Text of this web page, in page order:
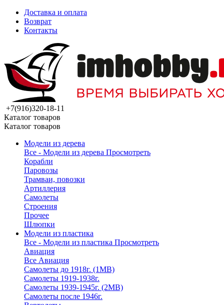
Доставка и оплата
Возврат
Контакты
+7(916)320-18-11
Каталог товаров
Каталог товаров
Модели из дерева
Все - Модели из дерева Просмотреть
Корабли
Паровозы
Трамваи, повозки
Артиллерия
Самолеты
Строения
Прочее
Шлюпки
Модели из пластика
Все - Модели из пластика Просмотреть
Авиация
Все Авиация
Самолеты до 1918г. (1МВ)
Самолеты 1919-1938г.
Самолеты 1939-1945г. (2МВ)
Самолеты после 1946г.